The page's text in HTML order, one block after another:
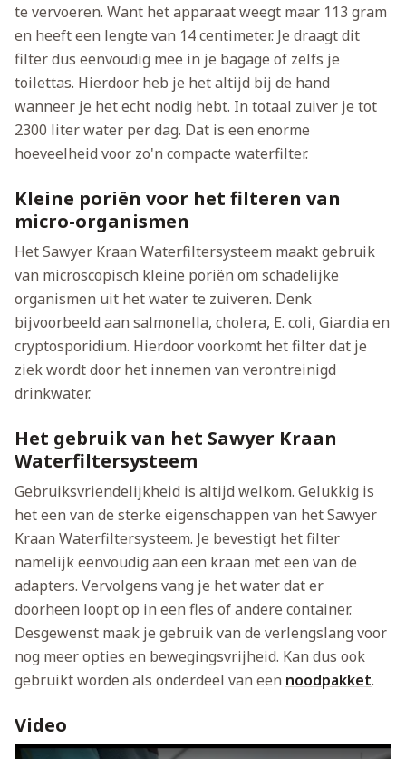
te vervoeren. Want het apparaat weegt maar 113 gram
en heeft een lengte van 14 centimeter. Je draagt dit
filter dus eenvoudig mee in je bagage of zelfs je
toilettas. Hierdoor heb je het altijd bij de hand
wanneer je het echt nodig hebt. In totaal zuiver je tot
2300 liter water per dag. Dat is een enorme
hoeveelheid voor zo'n compacte waterfilter.
Kleine poriën voor het filteren van
micro-organismen
Het Sawyer Kraan Waterfiltersysteem maakt gebruik
van microscopisch kleine poriën om schadelijke
organismen uit het water te zuiveren. Denk
bijvoorbeeld aan salmonella, cholera, E. coli, Giardia en
cryptosporidium. Hierdoor voorkomt het filter dat je
ziek wordt door het innemen van verontreinigd
drinkwater.
Het gebruik van het Sawyer Kraan
Waterfiltersysteem
Gebruiksvriendelijkheid is altijd welkom. Gelukkig is
het een van de sterke eigenschappen van het Sawyer
Kraan Waterfiltersysteem. Je bevestigt het filter
namelijk eenvoudig aan een kraan met een van de
adapters. Vervolgens vang je het water dat er
doorheen loopt op in een fles of andere container.
Desgewenst maak je gebruik van de verlengslang voor
nog meer opties en bewegingsvrijheid. Kan dus ook
gebruikt worden als onderdeel van een noodpakket.
Video